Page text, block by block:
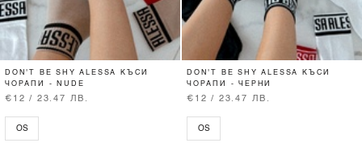
DON'T BE SHY ALESSA КЪСИ
ЧОРАПИ - NUDE
€12 / 23.47 ЛВ.
OS
DON'T BE SHY ALESSA КЪСИ
ЧОРАПИ - ЧЕРНИ
€12 / 23.47 ЛВ.
OS